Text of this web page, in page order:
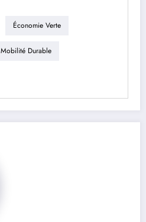
Économie Verte
Mobilité Durable